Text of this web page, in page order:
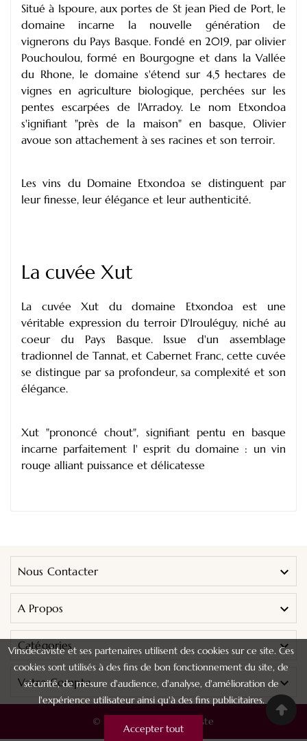
Vinsdecaviste et ses partenaires utilisent des cookies sur ce site. Ces
cookies sont utilisés à des fins de bon fonctionnement du site, de
sécurité, de mesure d'audience, d'analyse, d'amélioration de
l'expérience utilisateur ainsi qu'à des fins publicitaires.
Accepter tout
Situé à Ispoure, aux portes de St jean Pied de Port, le
domaine incarne la nouvelle génération de
vignerons du Pays Basque. Fondé en 2019, par olivier
Pouchoulou, formé en Bourgogne et dans la Vallée
du Rhone, le domaine s'étend sur 4,5 hectares de
vignes en agriculture biologique, perchées sur les
pentes escarpées de l'Arradoy. Le nom Etxondoa
s'ignifiant "près de la maison" en basque, Olivier
avoue son attachement à ses racines et son terroir.
Les vins du Domaine Etxondoa se distinguent par
leur finesse, leur élégance et leur authenticité.
La cuvée Xut
La cuvée Xut du domaine Etxondoa est une
véritable expression du terroir D'Irouléguy, niché au
coeur du Pays Basque. Issue d'un assemblage
tradionnel de Tannat, et Cabernet Franc, cette cuvée
se distingue par sa profondeur, sa complexité et son
élégance.
Xut "prononcé chout", signifiant pentu en basque
incarne parfaitement l' esprit du domaine : un vin
rouge alliant puissance et délicatesse
Nous Contacter 
A Propos 
Catégories 
Votre Compte 
© 2024 - Vins De Caviste